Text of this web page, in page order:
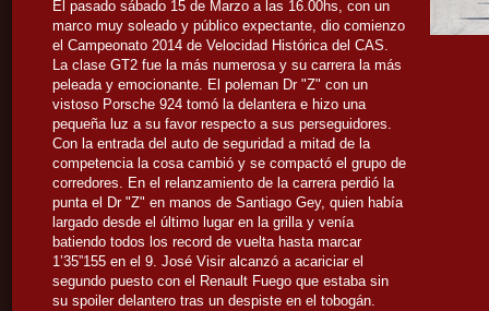
El pasado sábado 15 de Marzo a las 16.00hs, con un
marco muy soleado y público expectante, dio comienzo
el Campeonato 2014 de Velocidad Histórica del CAS.
La clase GT2 fue la más numerosa y su carrera la más
peleada y emocionante. El poleman Dr "Z" con un
vistoso Porsche 924 tomó la delantera e hizo una
pequeña luz a su favor respecto a sus perseguidores.
Con la entrada del auto de seguridad a mitad de la
competencia la cosa cambió y se compactó el grupo de
corredores. En el relanzamiento de la carrera perdió la
punta el Dr "Z" en manos de Santiago Gey, quien había
largado desde el último lugar en la grilla y venía
batiendo todos los record de vuelta hasta marcar
1’35”155 en el 9. José Visir alcanzó a acariciar el
segundo puesto con el Renault Fuego que estaba sin
su spoiler delantero tras un despiste en el tobogán.